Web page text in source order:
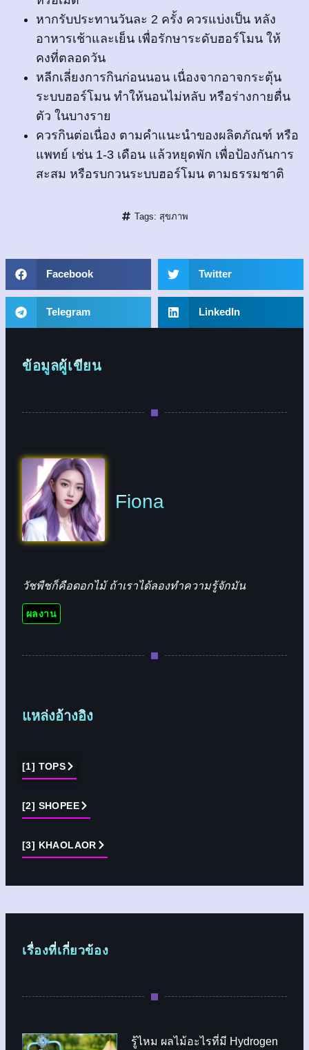
หากรับประทานวันละ 2 ครั้ง ควรแบ่งเป็น หลัง
อาหารเช้าและเย็น เพื่อรักษาระดับฮอร์โมน ให้
คงที่ตลอดวัน
หลีกเลี่ยงการกินก่อนนอน เนื่องจากอาจกระตุ้น
ระบบฮอร์โมน ทำให้นอนไม่หลับ หรือร่างกายตื่น
ตัว ในบางราย
ควรกินต่อเนื่อง ตามคำแนะนำของผลิตภัณฑ์ หรือ
แพทย์ เช่น 1-3 เดือน แล้วหยุดพัก เพื่อป้องกันการ
สะสม หรือรบกวนระบบฮอร์โมน ตามธรรมชาติ
Tags: สุขภาพ
Facebook Twitter
Telegram LinkedIn
ข้อมูลผู้เขียน
Fiona
วัชพืชก็คือดอกไม้ ถ้าเราได้ลองทำความรู้จักมัน
ผลงาน
แหล่งอ้างอิง
[1] TOPS
[2] SHOPEE
[3] KHAOLAOR
เรื่องที่เกี่ยวข้อง
รู้ไหม ผลไม้อะไรที่มี Hydrogen